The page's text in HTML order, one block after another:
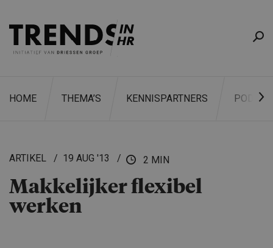
HOME THEMA’S KENNISPARTNERS
ZOEKEN
ARTIKEL 19 AUG '13 2 MIN
Makkelijker flexibel
werken